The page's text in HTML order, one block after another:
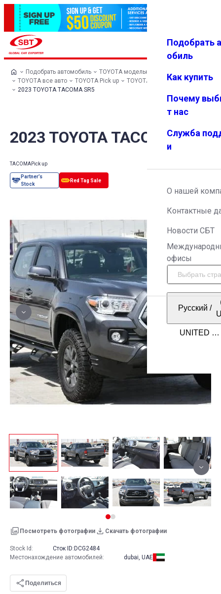
Избранн
Меню
Подобрать
обиль
Как купить
Почему
т нас
Служба
и
О нашей
Контактные
Новости СБТ
офисы
Русский /
Подобрать автомобиль
TOYOTA модельный ряд
TOYOTA все авто
TOYOTA Pick up
TOYOTA TACOMA
2023 TOYOTA TACOMA SR5
2023 TOYOTA TACOMA SR5
TACOMAPick up
Посмотреть фотографии Скачать фотографии
Stock Id: Сток ID: DCG2484
Местонахождение автомобилей: dubai, UAE
Поделиться